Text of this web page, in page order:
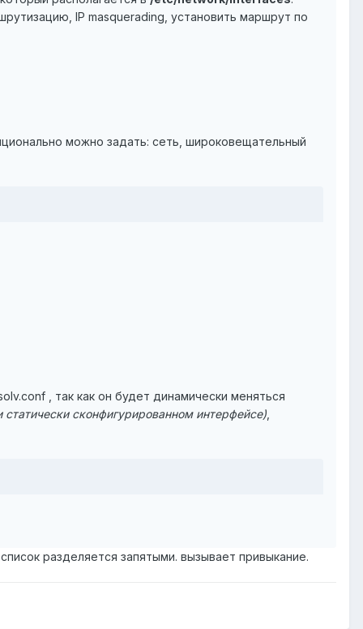
IP masquerading, установить маршрут по
можно задать: сеть, широковещательный
, так как он будет динамически меняться
статически сконфигурированном интерфейсе)
разделяется запятыми. вызывает привыкание.